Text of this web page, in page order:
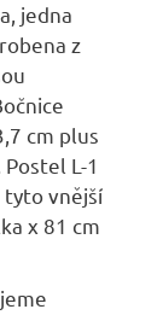
jedna
z
cm plus
L-1
tyto vnější
x 81 cm